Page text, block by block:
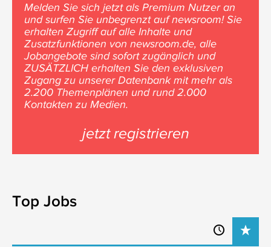
Melden Sie sich jetzt als Premium Nutzer an
und surfen Sie unbegrenzt auf newsroom! Sie
erhalten Zugriff auf alle Inhalte und
Zusatzfunktionen von newsroom.de, alle
Jobangebote sind sofort zugänglich und
ZUSÄTZLICH erhalten Sie den exklusiven
Zugang zu unserer Datenbank mit mehr als
2.200 Themenplänen und rund 2.000
Kontakten zu Medien.
jetzt registrieren
Top Jobs